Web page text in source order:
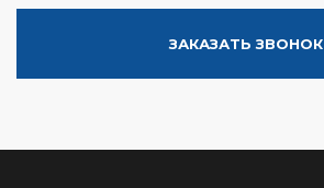
ЗАКАЗАТЬ ЗВОНОК